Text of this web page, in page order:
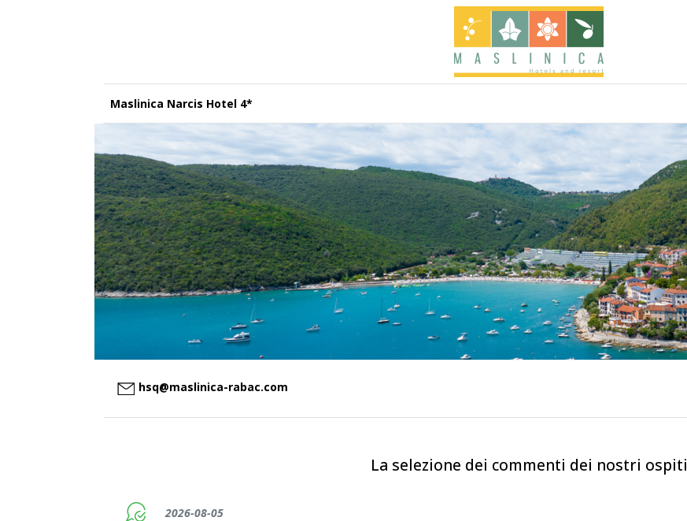
Maslinica Narcis Hotel 4*
hsq@maslinica-rabac.com
La selezione dei commenti dei nostri ospiti
2026-08-05